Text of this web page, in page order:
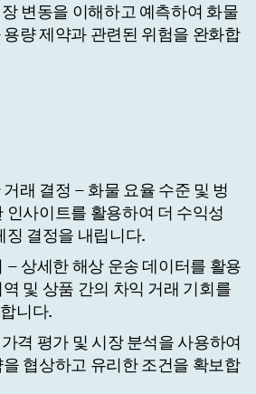
변동을 이해하고 예측하여 화물
량 제약과 관련된 위험을 완화합
래 결정 – 화물 요율 수준 및 벙
인사이트를 활용하여 더 수익성
징 결정을 내립니다.
– 상세한 해상 운송 데이터를 활용
및 상품 간의 차익 거래 기회를
니다.
격 평가 및 시장 분석을 사용하여
협상하고 유리한 조건을 확보합